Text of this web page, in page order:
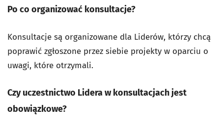
Po co organizować konsultacje?
Konsultacje są organizowane dla Liderów, którzy chcą
poprawić zgłoszone przez siebie projekty w oparciu o
uwagi, które otrzymali.
Czy uczestnictwo Lidera w konsultacjach jest
obowiązkowe?